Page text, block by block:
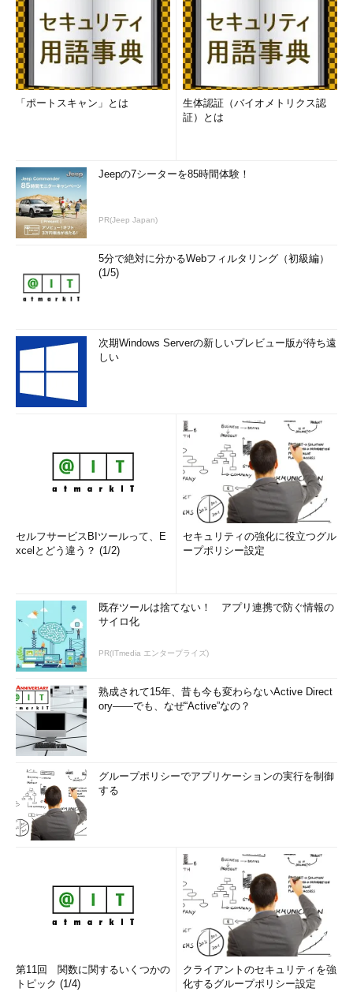
「ポートスキャン」とは
生体認証（バイオメトリクス認
証）とは
Jeepの7シーターを85時間体験！
PR(Jeep Japan)
5分で絶対に分かるWebフィルタリング（初級編）
(1/5)
次期Windows Serverの新しいプレビュー版が待ち遠
しい
セルフサービスBIツールって、E
xcelとどう違う？ (1/2)
セキュリティの強化に役立つグル
ープポリシー設定
既存ツールは捨てない！ アプリ連携で防ぐ情報の
サイロ化
PR(ITmedia エンタープライズ)
熟成されて15年、昔も今も変わらないActive Direct
ory――でも、なぜ“Active”なの？
グループポリシーでアプリケーションの実行を制御
する
第11回 関数に関するいくつかの
トピック (1/4)
クライアントのセキュリティを強
化するグループポリシー設定